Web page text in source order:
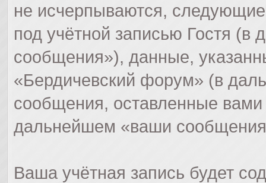
не исчерпываются,
под учётной записью Гостя
сообщения»), данные,
«Бердичевский форум» (в
сообщения, оставленные вами
дальнейшем «ваши
Ваша учётная запись будет